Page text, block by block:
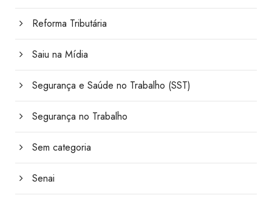
Reforma Tributária
Saiu na Mídia
Segurança e Saúde no Trabalho (SST)
Segurança no Trabalho
Sem categoria
Senai